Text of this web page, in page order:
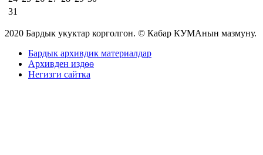
31
2020 Бардык укуктар корголгон. © Кабар КУМАнын мазмуну.
Бардык архивдик материалдар
Архивден издөө
Негизги сайтка